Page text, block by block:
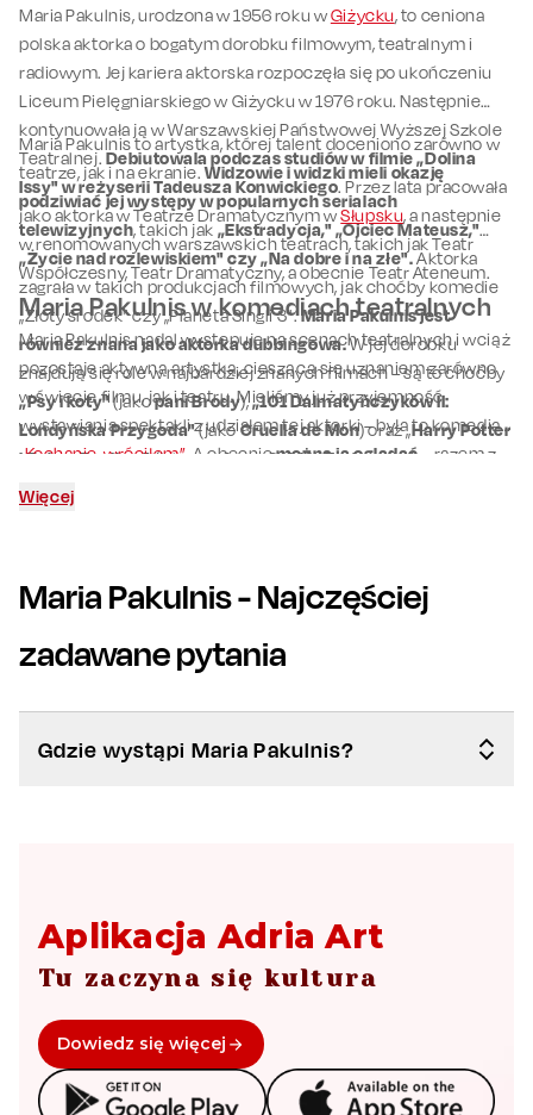
Maria Pakulnis, urodzona w 1956 roku wGiżycku, to ceniona
polska aktorka o bogatym dorobku filmowym, teatralnym i
radiowym. Jej kariera aktorska rozpoczęła się po ukończeniu
Liceum Pielęgniarskiego w Giżycku w 1976 roku. Następnie
kontynuowała ją w Warszawskiej Państwowej Wyższej Szkole
Teatralnej. Debiutowala podczas studiów w filmie „Dolina
Issy" w reżyserii Tadeusza Konwickiego. Przez lata pracowała
jako aktorka w Teatrze Dramatycznym wSłupsku, a następnie
w renomowanych warszawskich teatrach, takich jak Teatr
Współczesny, Teatr Dramatyczny, a obecnie Teatr Ateneum.
Maria Pakulnis to artystka, której talent doceniono zarówno w
teatrze, jak i na ekranie.Widzowie i widzki mieli okazję
podziwiać jej występy w popularnych serialach
telewizyjnych, takich jak „Ekstradycja," „Ojciec Mateusz,"
„Życie nad rozlewiskiem" czy „Na dobre i na złe".Aktorka
zagrała w takich produkcjach filmowych, jak choćby komedie
„Złoty środek" czy „Planeta Singli 3".Maria Pakulnis jest
również znana jako aktorka dubbingowa.W jej dorobku
znajdują się role w najbardziej znanych filmach – są to choćby
„Psy i koty"(jakopani Brody),„101 Dalmatyńczyków II:
Londyńska Przygoda"(jakoCruella de Mon) oraz „Harry Potter
i Zakon Feniksa"(jako profesor Sybilla Trelawney).
Maria Pakulnis w komediach teatralnych
Maria Pakulnis nadal występuje na scenach teatralnych i wciąż
pozostaje aktywną artystką, cieszącą się uznaniem zarówno
w świecie filmu, jak i teatru. Mieliśmy już przyjemność
wystawiania spektakli z udziałem tej aktorki – była to komedia
„Kochanie, wróciłem” . A obecniemożna ją oglądać – razem z
przedstawieniu
Więcej
Maria Pakulnis- Najczęściej
zadawane pytania
Gdzie wystąpi Maria Pakulnis?
Aplikacja Adria Art
Tu zaczyna się kultura
Dowiedz się więcej